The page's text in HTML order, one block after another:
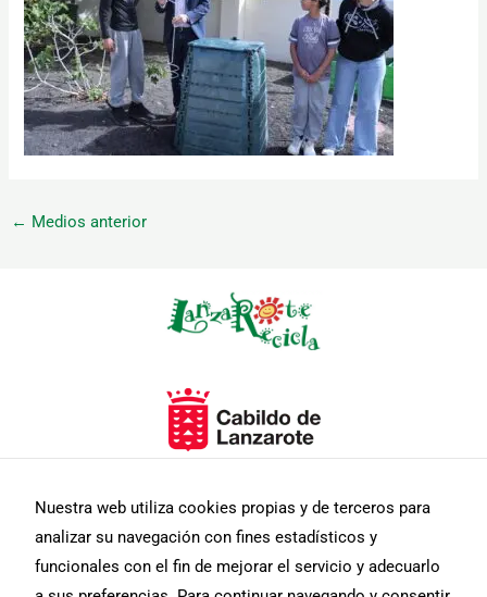
← Medios anterior
Nuestra web utiliza cookies propias y de terceros para
analizar su navegación con fines estadísticos y
funcionales con el fin de mejorar el servicio y adecuarlo
Necesarias
Estas
Son
necesarias
para que
web.
Estadísticas
Para que